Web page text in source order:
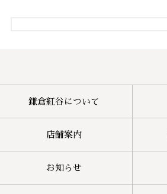
鎌倉紅谷について
店舗案内
お知らせ